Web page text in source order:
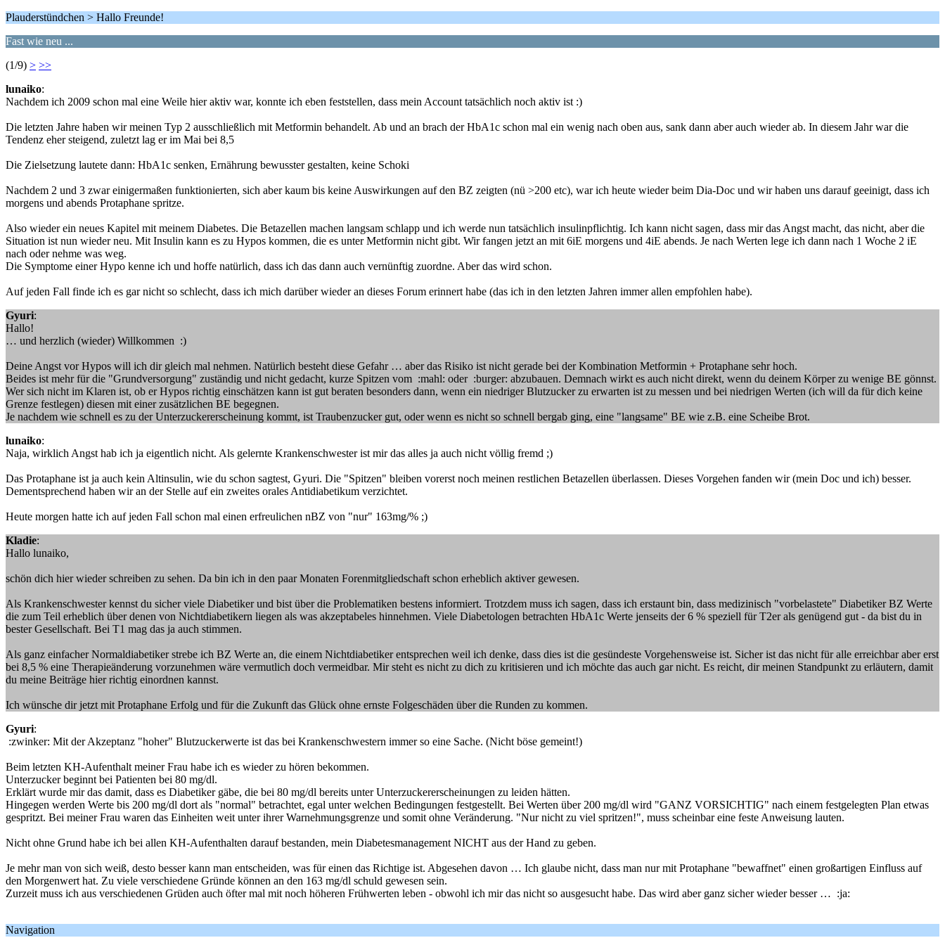
Plauderstündchen > Hallo Freunde!
Fast wie neu ...
(1/9) > >>
lunaiko:
Nachdem ich 2009 schon mal eine Weile hier aktiv war, konnte ich eben feststellen, dass mein Account tatsächlich noch aktiv ist :)
Die letzten Jahre haben wir meinen Typ 2 ausschließlich mit Metformin behandelt. Ab und an brach der HbA1c schon mal ein wenig nach oben aus, sank dann aber auch wieder ab. In diesem Jahr war die
Tendenz eher steigend, zuletzt lag er im Mai bei 8,5
Die Zielsetzung lautete dann: HbA1c senken, Ernährung bewusster gestalten, keine Schoki
Nachdem 2 und 3 zwar einigermaßen funktionierten, sich aber kaum bis keine Auswirkungen auf den BZ zeigten (nü >200 etc), war ich heute wieder beim Dia-Doc und wir haben uns darauf geeinigt, dass ich
morgens und abends Protaphane spritze.
Also wieder ein neues Kapitel mit meinem Diabetes. Die Betazellen machen langsam schlapp und ich werde nun tatsächlich insulinpflichtig. Ich kann nicht sagen, dass mir das Angst macht, das nicht, aber die
Situation ist nun wieder neu. Mit Insulin kann es zu Hypos kommen, die es unter Metformin nicht gibt. Wir fangen jetzt an mit 6iE morgens und 4iE abends. Je nach Werten lege ich dann nach 1 Woche 2 iE
nach oder nehme was weg.
Die Symptome einer Hypo kenne ich und hoffe natürlich, dass ich das dann auch vernünftig zuordne. Aber das wird schon.
Auf jeden Fall finde ich es gar nicht so schlecht, dass ich mich darüber wieder an dieses Forum erinnert habe (das ich in den letzten Jahren immer allen empfohlen habe).
Gyuri:
Hallo!
… und herzlich (wieder) Willkommen :)
Deine Angst vor Hypos will ich dir gleich mal nehmen. Natürlich besteht diese Gefahr … aber das Risiko ist nicht gerade bei der Kombination Metformin + Protaphane sehr hoch.
Beides ist mehr für die "Grundversorgung" zuständig und nicht gedacht, kurze Spitzen vom :mahl: oder :burger: abzubauen. Demnach wirkt es auch nicht direkt, wenn du deinem Körper zu wenige BE gönnst.
Wer sich nicht im Klaren ist, ob er Hypos richtig einschätzen kann ist gut beraten besonders dann, wenn ein niedriger Blutzucker zu erwarten ist zu messen und bei niedrigen Werten (ich will da für dich keine
Grenze festlegen) diesen mit einer zusätzlichen BE begegnen.
Je nachdem wie schnell es zu der Unterzuckererscheinung kommt, ist Traubenzucker gut, oder wenn es nicht so schnell bergab ging, eine "langsame" BE wie z.B. eine Scheibe Brot.
lunaiko:
Naja, wirklich Angst hab ich ja eigentlich nicht. Als gelernte Krankenschwester ist mir das alles ja auch nicht völlig fremd ;)
Das Protaphane ist ja auch kein Altinsulin, wie du schon sagtest, Gyuri. Die "Spitzen" bleiben vorerst noch meinen restlichen Betazellen überlassen. Dieses Vorgehen fanden wir (mein Doc und ich) besser.
Dementsprechend haben wir an der Stelle auf ein zweites orales Antidiabetikum verzichtet.
Heute morgen hatte ich auf jeden Fall schon mal einen erfreulichen nBZ von "nur" 163mg/% ;)
Kladie:
Hallo lunaiko,
schön dich hier wieder schreiben zu sehen. Da bin ich in den paar Monaten Forenmitgliedschaft schon erheblich aktiver gewesen.
Als Krankenschwester kennst du sicher viele Diabetiker und bist über die Problematiken bestens informiert. Trotzdem muss ich sagen, dass ich erstaunt bin, dass medizinisch "vorbelastete" Diabetiker BZ Werte
die zum Teil erheblich über denen von Nichtdiabetikern liegen als was akzeptabeles hinnehmen. Viele Diabetologen betrachten HbA1c Werte jenseits der 6 % speziell für T2er als genügend gut - da bist du in
bester Gesellschaft. Bei T1 mag das ja auch stimmen.
Als ganz einfacher Normaldiabetiker strebe ich BZ Werte an, die einem Nichtdiabetiker entsprechen weil ich denke, dass dies ist die gesündeste Vorgehensweise ist. Sicher ist das nicht für alle erreichbar aber erst
bei 8,5 % eine Therapieänderung vorzunehmen wäre vermutlich doch vermeidbar. Mir steht es nicht zu dich zu kritisieren und ich möchte das auch gar nicht. Es reicht, dir meinen Standpunkt zu erläutern, damit
du meine Beiträge hier richtig einordnen kannst.
Ich wünsche dir jetzt mit Protaphane Erfolg und für die Zukunft das Glück ohne ernste Folgeschäden über die Runden zu kommen.
Gyuri:
:zwinker: Mit der Akzeptanz "hoher" Blutzuckerwerte ist das bei Krankenschwestern immer so eine Sache. (Nicht böse gemeint!)
Beim letzten KH-Aufenthalt meiner Frau habe ich es wieder zu hören bekommen.
Unterzucker beginnt bei Patienten bei 80 mg/dl.
Erklärt wurde mir das damit, dass es Diabetiker gäbe, die bei 80 mg/dl bereits unter Unterzuckererscheinungen zu leiden hätten.
Hingegen werden Werte bis 200 mg/dl dort als "normal" betrachtet, egal unter welchen Bedingungen festgestellt. Bei Werten über 200 mg/dl wird "GANZ VORSICHTIG" nach einem festgelegten Plan etwas
gespritzt. Bei meiner Frau waren das Einheiten weit unter ihrer Warnehmungsgrenze und somit ohne Veränderung. "Nur nicht zu viel spritzen!", muss scheinbar eine feste Anweisung lauten.
Nicht ohne Grund habe ich bei allen KH-Aufenthalten darauf bestanden, mein Diabetesmanagement NICHT aus der Hand zu geben.
Je mehr man von sich weiß, desto besser kann man entscheiden, was für einen das Richtige ist. Abgesehen davon … Ich glaube nicht, dass man nur mit Protaphane "bewaffnet" einen großartigen Einfluss auf
den Morgenwert hat. Zu viele verschiedene Gründe können an den 163 mg/dl schuld gewesen sein.
Zurzeit muss ich aus verschiedenen Grüden auch öfter mal mit noch höheren Frühwerten leben - obwohl ich mir das nicht so ausgesucht habe. Das wird aber ganz sicher wieder besser … :ja:
Navigation